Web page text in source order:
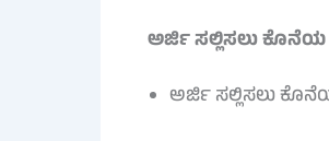
ಅರ್ಜಿ ಸಲ್ಲಿಸಲು ಕೊನೆಯ
ಅರ್ಜಿ ಸಲ್ಲಿಸಲು